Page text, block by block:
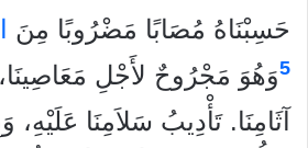
حَسِبْنَاهُ مُصَابًا مَضْرُوبًا مِنَ
5وَهُوَ مَجْرُوحٌ لأَجْلِ
آثَامِنَا. تَأْدِيبُ سَلاَمِنَا عَلَيْهِ،